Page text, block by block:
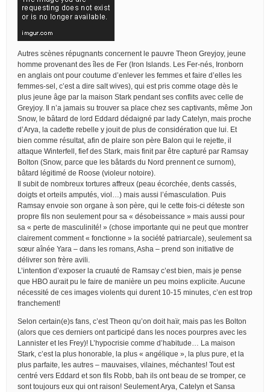
Autres scènes répugnants concernent le pauvre Theon Greyjoy, jeune
homme provenant des îles de Fer (Iron Islands. Les Fer-nés, Ironborn
en anglais ont pour coutume d’enlever les femmes et faire d’elles les
femmes-sel, c’est a dire salt wives), qui est pris comme otage dès le
plus jeune âge par la maison Stark pendant ses conflits avec celle de
Greyjoy. Il n’a jamais su trouver sa place chez ses captivants, même Jon
Snow, le bâtard de lord Eddard dédaigné par lady Catelyn, mais proche
d’Arya, la cadette rebelle y jouit de plus de considération que lui. Et
bien comme résultat, afin de plaire son père Balon qui le rejette, il
attaque Winterfell, fief des Stark, mais finit par être capturé par Ramsay
Bolton (Snow, parce que les bâtards du Nord prennent ce surnom),
bâtard légitimé de Roose (violeur notoire).
Il subit de nombreux tortures affreux (peau écorchée, dents cassés,
doigts et orteils amputés, viol…) mais aussi l’émasculation. Puis
Ramsay envoie son organe à son père, qui le cette fois-ci déteste son
propre fils non seulement pour sa « désobeissance » mais aussi pour
sa « perte de masculinité! » (chose importante qui ne peut que montrer
clairement comment « fonctionne » la société patriarcale), seulement sa
sœur aînée Yara – dans les romans, Asha – prend son initiative de
délivrer son frère avili.
L’intention d’exposer la cruauté de Ramsay c’est bien, mais je pense
que HBO aurait pu le faire de manière un peu moins explicite. Aucune
nécessité de ces images violents qui durent 10-15 minutes, c’en est trop
franchement!
Selon certain(e)s fans, c’est Theon qu’on doit haïr, mais pas les Bolton
(alors que ces derniers ont participé dans les noces pourpres avec les
Lannister et les Frey)! L’hypocrisie comme d’habitude… La maison
Stark, c’est la plus honorable, la plus « angélique », la plus pure, et la
plus parfaite, les autres – mauvaises, vilaines, méchantes! Tout est
centré vers Eddard et son fils Robb, bah ils ont beau de se tromper, ce
sont toujours eux qui ont raison! Seulement Arya, Catelyn et Sansa